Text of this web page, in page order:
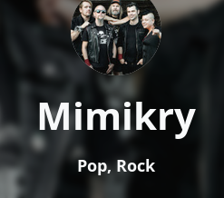
Mimikry
Pop, Rock